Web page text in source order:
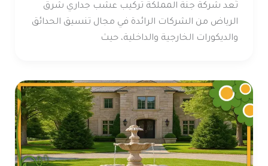
تُعد شركة جنة المملكة تركيب عشب جداري شرق
الرياض من الشركات الرائدة في مجال تنسيق الحدائق
والديكورات الخارجية والداخلية، حيث